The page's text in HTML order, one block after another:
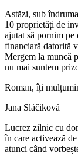
Astăzi, sub
10 proprietăți de
ajutat să pornim
financiară datorită
Mergem la muncă
nu mai suntem
Roman, îți
Jana Sláčiková
Lucrez zilnic cu
în care activează
atunci când